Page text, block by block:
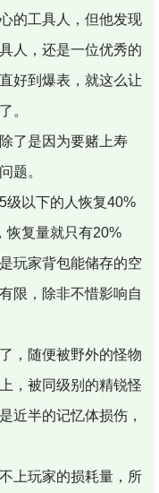
的工具人，但他发现
人，还是一位优秀的
好到爆表，就这么让
。
了是因为要赌上寿
题。
以下的人恢复40%
恢复量就只有20%
玩家背包能储存的空
限，除非不惜影响自
，随便被野外的怪物
，被同级别的精锐怪
近半的记忆体损伤，
上玩家的损耗量，所